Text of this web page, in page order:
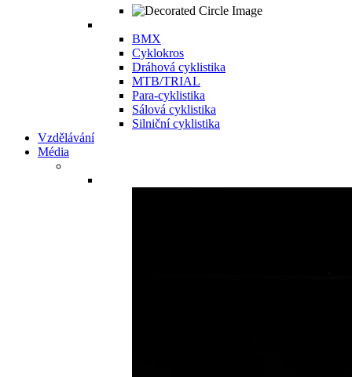
BMX
Cyklokros
Dráhová cyklistika
MTB/TRIAL
Para-cyklistika
Sálová cyklistika
Silniční cyklistika
Vzdělávání
Média